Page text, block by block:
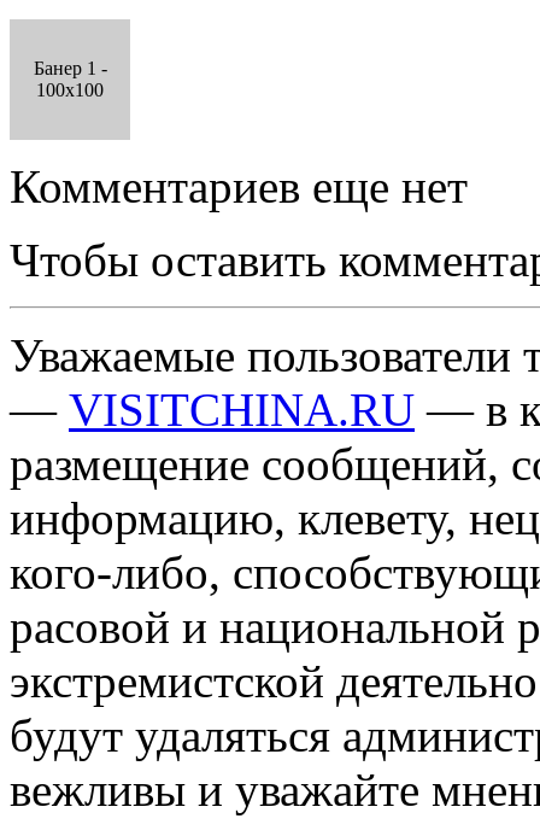
Банер 1 -
100x100
Комментариев еще нет
Чтобы оставить
Уважаемые пользователи
— VISITCHINA.RU — в
размещение сообщений,
информацию, клевету,
кого-либо,
расовой и национальной
экстремистской
будут удаляться
вежливы и уважайте